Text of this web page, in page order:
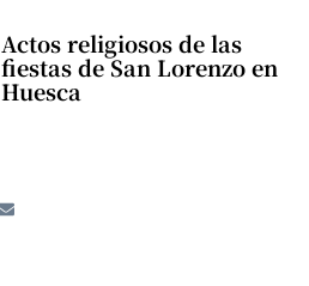
Actos religiosos de las
fiestas de San Lorenzo en
Huesca